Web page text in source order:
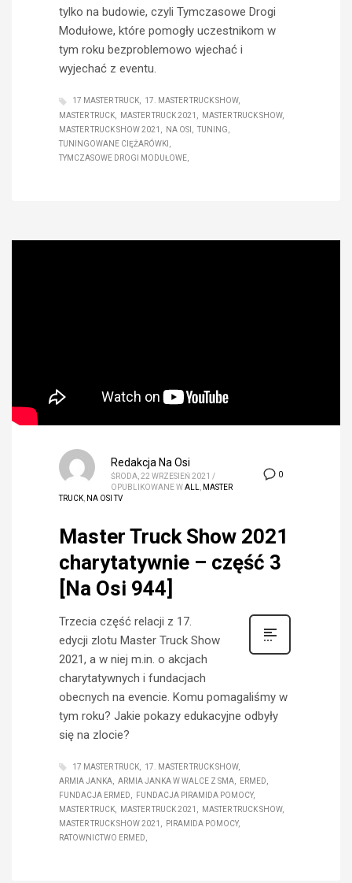
tylko na budowie, czyli Tymczasowe Drogi
Modułowe, które pomogły uczestnikom w
tym roku bezproblemowo wjechać i
wyjechać z eventu.
17 MASTER TRUCK
17. MASTER TRUCK SHOW
MASTER TRUCK
MASTER TRUCK 2021
MASTER TRUCK SHOW
MASTER TRUCK SHOW 2021
NA OSI
TUNING
TUNINGOWANE CIĘŻARÓWKI
TYMCZASOWE DROGI MODUŁOWE
0
Redakcja Na Osi
ŚRODA, 22 WRZESIEŃ 2021 /
OPUBLIKOWANE WALL
MASTER
TRUCK NA OSI TV
Master Truck Show 2021
charytatywnie – część 3
[Na Osi 944]
Trzecia część relacji z 17.
edycji zlotu Master Truck Show
2021, a w niej m.in. o akcjach
charytatywnych i fundacjach
obecnych na evencie. Komu pomagaliśmy w
tym roku? Jakie pokazy edukacyjne odbyły
się na zlocie?
17 MASTER TRUCK
17. MASTER TRUCK SHOW
ARMIA JANKA
ARMIA JANKA W WALCE Z SMA
ERMED
FUNDACJA ERMED
FUNDACJA PIRAMIDA POMOCY
MASTER TRUCK
MASTER TRUCK 2021
MASTER TRUCK SHOW
MASTER TRUCK SHOW 2021
PIRAMIDA POMOCY
RATOWNICTWO ERMED